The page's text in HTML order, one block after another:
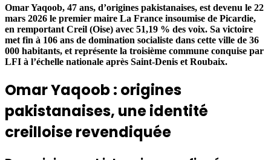
Omar Yaqoob, 47 ans, d’origines pakistanaises, est devenu le 22
mars 2026 le premier maire La France insoumise de Picardie,
en remportant Creil (Oise) avec 51,19 % des voix. Sa victoire
met fin à 106 ans de domination socialiste dans cette ville de 36
000 habitants, et représente la troisième commune conquise par
LFI à l’échelle nationale après Saint-Denis et Roubaix.
Omar Yaqoob : origines
pakistanaises, une identité
creilloise revendiquée